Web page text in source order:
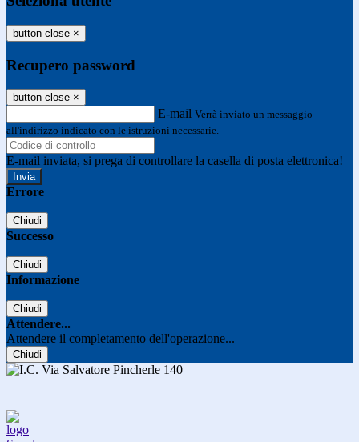
button close ×
Recupero password
button close ×
E-mail Verrà inviato un messaggio
all'indirizzo indicato con le istruzioni necessarie.
E-mail inviata, si prega di controllare la casella di posta elettronica!
Errore
Chiudi
Successo
Chiudi
Informazione
Chiudi
Attendere...
Attendere il completamento dell'operazione...
Chiudi